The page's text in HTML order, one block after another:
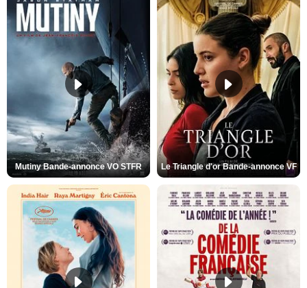
Mutiny Bande-annonce VO STFR Le Triangle d'or Bande-annonce VF